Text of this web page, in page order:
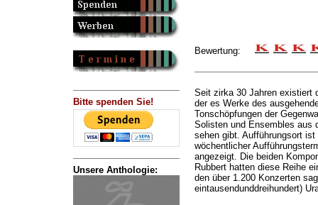
Bitte spenden Sie!
Unsere Anthologie:
Bewertung:
Seit zirka 30 Jahren existiert
der es Werke des
Tonschöpfungen der
Solisten und Ensembles aus
sehen gibt. Aufführungsort
wöchentlicher
angezeigt. Die beiden
Rubbert hatten diese Reihe
den über 1.200 Konzerten
eintausendunddreihundert)